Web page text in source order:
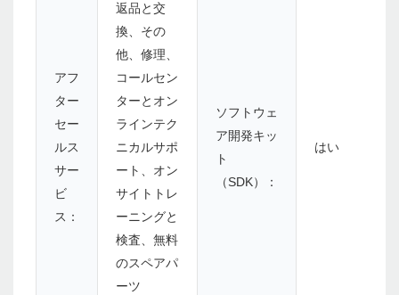
アフ
ター
セー
ルス
サー
ビ
ス：
返品と交
換、その
他、修理、
コールセン
ターとオン
ラインテク
ニカルサポ
ート、オン
サイトトレ
ーニングと
検査、無料
のスペアパ
ーツ
ソフトウェ
ア開発キッ
ト
（SDK）：
はい